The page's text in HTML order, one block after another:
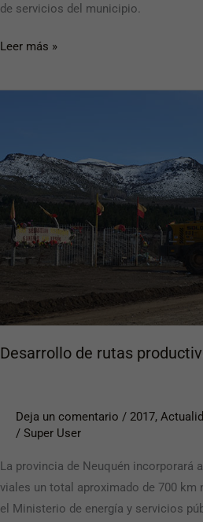
de servicios del municipio.
Leer más »
Desarrollo de rutas
Deja un comentario / 2017,
/ Super User
La provincia de Neuquén incorporará
viales un total aproximado de 700 km
el Ministerio de energía y servicios
productivas
del
turismo